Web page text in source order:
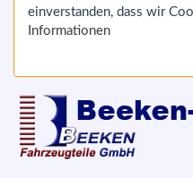
einverstanden, dass wir
Informationen